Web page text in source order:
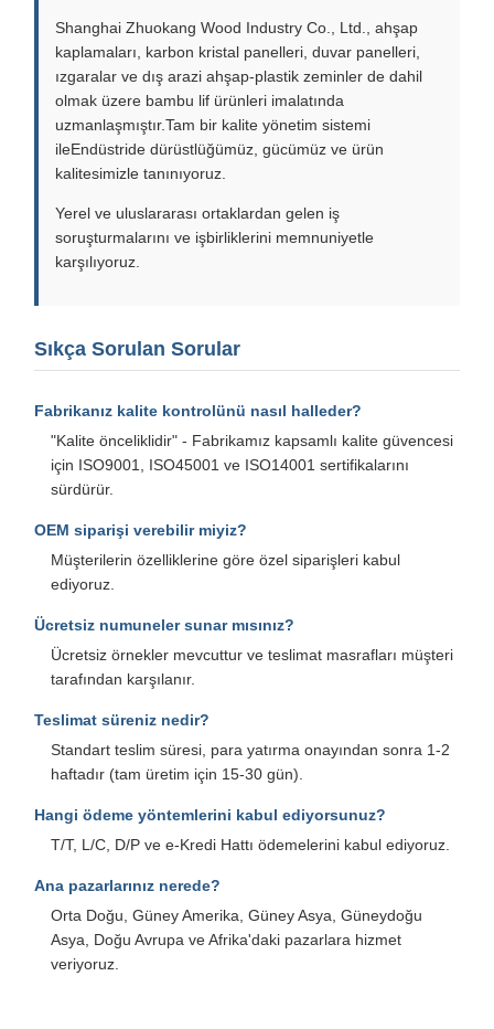
Shanghai Zhuokang Wood Industry Co., Ltd., ahşap
kaplamaları, karbon kristal panelleri, duvar panelleri,
ızgaralar ve dış arazi ahşap-plastik zeminler de dahil
olmak üzere bambu lif ürünleri imalatında
uzmanlaşmıştır.Tam bir kalite yönetim sistemi
ileEndüstride dürüstlüğümüz, gücümüz ve ürün
kalitesimizle tanınıyoruz.
Yerel ve uluslararası ortaklardan gelen iş
soruşturmalarını ve işbirliklerini memnuniyetle
karşılıyoruz.
Sıkça Sorulan Sorular
Fabrikanız kalite kontrolünü nasıl halleder?
"Kalite önceliklidir" - Fabrikamız kapsamlı kalite güvencesi
için ISO9001, ISO45001 ve ISO14001 sertifikalarını
sürdürür.
OEM siparişi verebilir miyiz?
Müşterilerin özelliklerine göre özel siparişleri kabul
ediyoruz.
Ücretsiz numuneler sunar mısınız?
Ücretsiz örnekler mevcuttur ve teslimat masrafları müşteri
tarafından karşılanır.
Teslimat süreniz nedir?
Standart teslim süresi, para yatırma onayından sonra 1-2
haftadır (tam üretim için 15-30 gün).
Hangi ödeme yöntemlerini kabul ediyorsunuz?
T/T, L/C, D/P ve e-Kredi Hattı ödemelerini kabul ediyoruz.
Ana pazarlarınız nerede?
Orta Doğu, Güney Amerika, Güney Asya, Güneydoğu
Asya, Doğu Avrupa ve Afrika'daki pazarlara hizmet
veriyoruz.